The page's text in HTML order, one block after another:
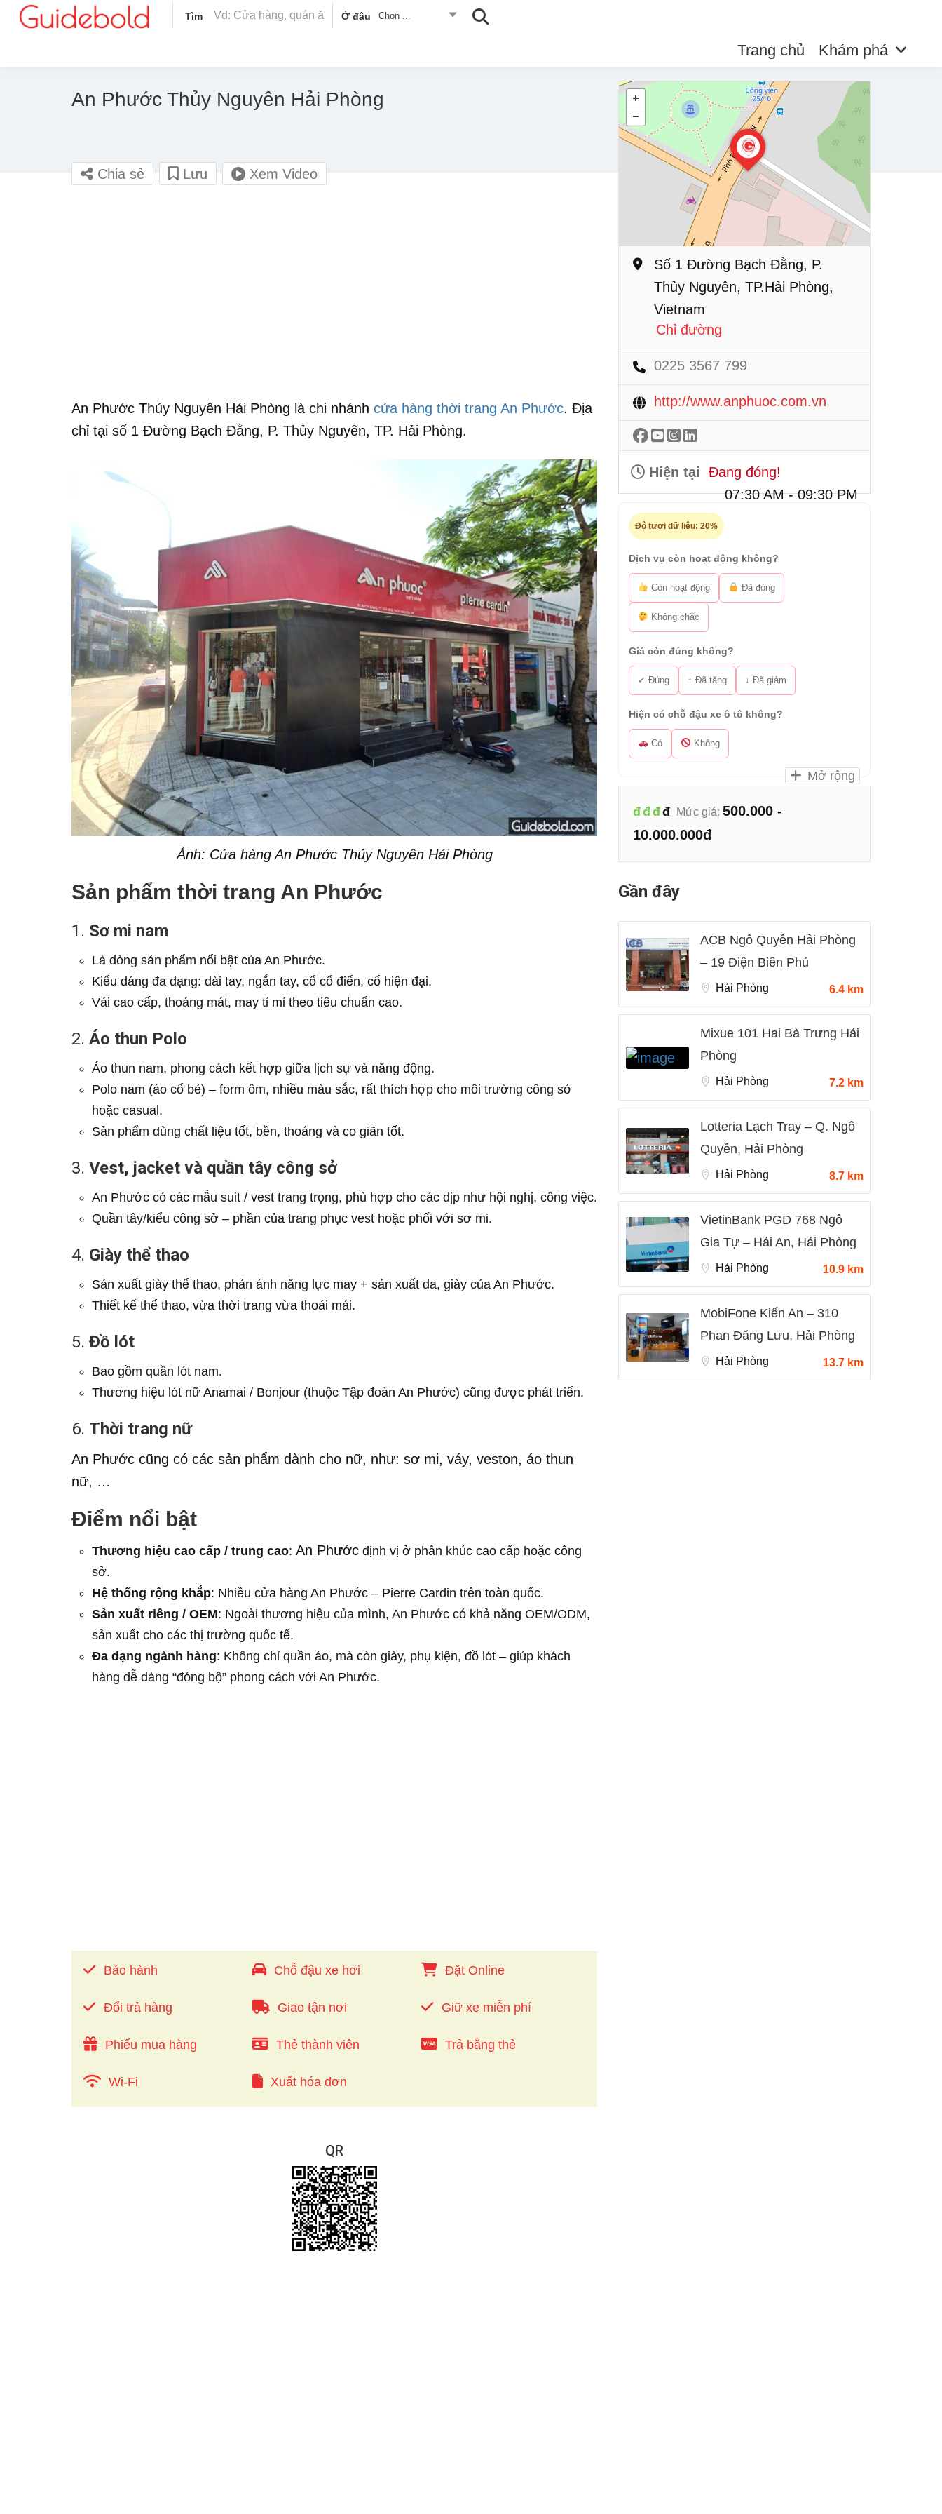
Tìm Ở đâu Chọn ...
Trang chủ Khám phá
An Phước Thủy Nguyên Hải Phòng
Chia sẻ Lưu Xem Video
An Phước Thủy Nguyên Hải Phòng là chi nhánh cửa hàng thời trang An Phước. Địa
chỉ tại số 1 Đường Bạch Đằng, P. Thủy Nguyên, TP. Hải Phòng.
Ảnh: Cửa hàng An Phước Thủy Nguyên Hải Phòng
Sản phẩm thời trang An Phước
1. Sơ mi nam
Là dòng sản phẩm nổi bật của An Phước.
Kiểu dáng đa dạng: dài tay, ngắn tay, cổ cổ điển, cổ hiện đại.
Vải cao cấp, thoáng mát, may tỉ mỉ theo tiêu chuẩn cao.
2. Áo thun Polo
Áo thun nam, phong cách kết hợp giữa lịch sự và năng động.
Polo nam (áo cổ bẻ) – form ôm, nhiều màu sắc, rất thích hợp cho môi trường công sở
hoặc casual.
Sản phẩm dùng chất liệu tốt, bền, thoáng và co giãn tốt.
3. Vest, jacket và quần tây công sở
An Phước có các mẫu suit / vest trang trọng, phù hợp cho các dịp như hội nghị, công việc.
Quần tây/kiểu công sở – phần của trang phục vest hoặc phối với sơ mi.
4. Giày thể thao
Sản xuất giày thể thao, phản ánh năng lực may + sản xuất da, giày của An Phước.
Thiết kế thể thao, vừa thời trang vừa thoải mái.
5. Đồ lót
Bao gồm quần lót nam.
Thương hiệu lót nữ Anamai / Bonjour (thuộc Tập đoàn An Phước) cũng được phát triển.
6. Thời trang nữ
An Phước cũng có các sản phẩm dành cho nữ, như: sơ mi, váy, veston, áo thun
nữ, …
Điểm nổi bật
Thương hiệu cao cấp / trung cao: An Phước định vị ở phân khúc cao cấp hoặc công
sở.
Hệ thống rộng khắp: Nhiều cửa hàng An Phước – Pierre Cardin trên toàn quốc.
Sản xuất riêng / OEM: Ngoài thương hiệu của mình, An Phước có khả năng OEM/ODM,
sản xuất cho các thị trường quốc tế.
Đa dạng ngành hàng: Không chỉ quần áo, mà còn giày, phụ kiện, đồ lót – giúp khách
hàng dễ dàng “đóng bộ” phong cách với An Phước.
Bảo hành Chỗ đậu xe hơi Đặt Online
Đổi trả hàng Giao tận nơi Giữ xe miễn phí
Phiếu mua hàng Thẻ thành viên Trả bằng thẻ
Wi-Fi Xuất hóa đơn
QR
Số 1 Đường Bạch Đằng, P.
Thủy Nguyên, TP.Hải Phòng,
Vietnam
Chỉ đường
0225 3567 799
http://www.anphuoc.com.vn
Hiện tại
Đang đóng!
07:30 AM - 09:30 PM
Độ tươi dữ liệu: 20%
Dịch vụ còn hoạt động không?
Còn hoạt động Đã đóng
Không chắc
Giá còn đúng không?
✓ Đúng ↑ Đã tăng ↓ Đã giảm
Hiện có chỗ đậu xe ô tô không?
Có Không
Mở rộng
đđđđ Mức giá: 500.000 -
10.000.000đ
Gần đây
ACB Ngô Quyền Hải Phòng
– 19 Điện Biên Phủ
Hải Phòng 6.4 km
Mixue 101 Hai Bà Trưng Hải
Phòng
Hải Phòng 7.2 km
Lotteria Lạch Tray – Q. Ngô
Quyền, Hải Phòng
Hải Phòng 8.7 km
VietinBank PGD 768 Ngô
Gia Tự – Hải An, Hải Phòng
Hải Phòng 10.9 km
MobiFone Kiến An – 310
Phan Đăng Lưu, Hải Phòng
Hải Phòng 13.7 km